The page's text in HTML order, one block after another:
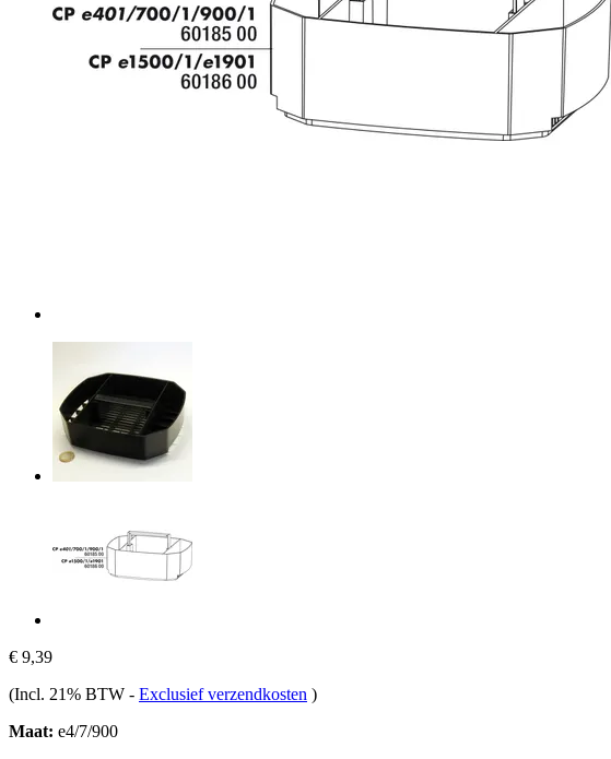
€ 9,39
(Incl. 21% BTW - Exclusief verzendkosten )
Maat: e4/7/900